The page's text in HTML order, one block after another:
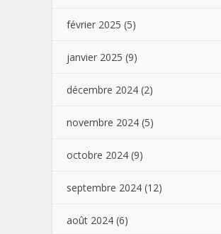
février 2025 (5)
janvier 2025 (9)
décembre 2024 (2)
novembre 2024 (5)
octobre 2024 (9)
septembre 2024 (12)
août 2024 (6)